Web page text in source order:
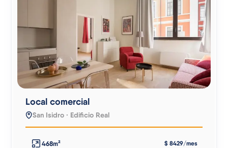
Local comercial
San Isidro · Edificio Real
468m² $ 8429/mes